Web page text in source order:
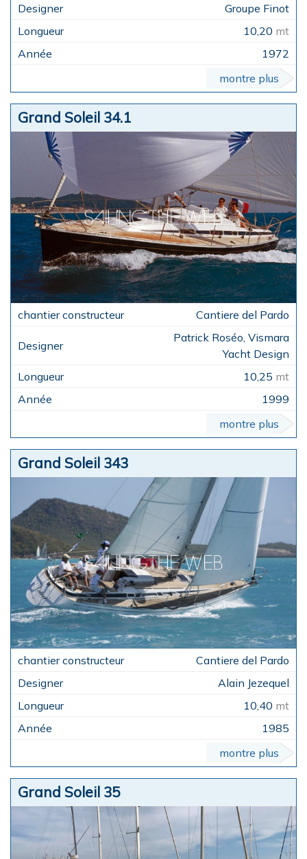
Groupe Finot
10,20 mt
1972
montre plus
Grand Soleil 34.1
Cantiere del Pardo
Patrick Roséo, Vismara
Yacht Design
10,25 mt
1999
montre plus
Grand Soleil 343
Cantiere del Pardo
Alain Jezequel
10,40 mt
1985
montre plus
Grand Soleil 35